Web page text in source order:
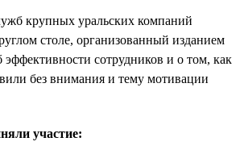
крупных уральских компаний
столе, организованный изданием
сотрудников и о том, как
без внимания и тему мотивации
участие: